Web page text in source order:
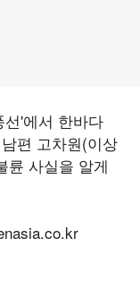
'에서 한바다
편 고차원(이상
륜 사실을 알게